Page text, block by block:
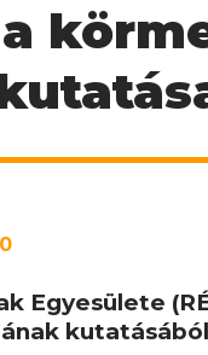
a
Egyesülete
kutatásából